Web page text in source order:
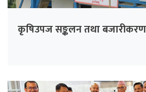
कृषिउपज सङ्कलन तथा बजारीकरण